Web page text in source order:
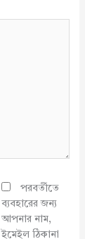
পরবর্তীতে
ব্যবহারের জন্য
আপনার নাম,
ইমেইল ঠিকানা